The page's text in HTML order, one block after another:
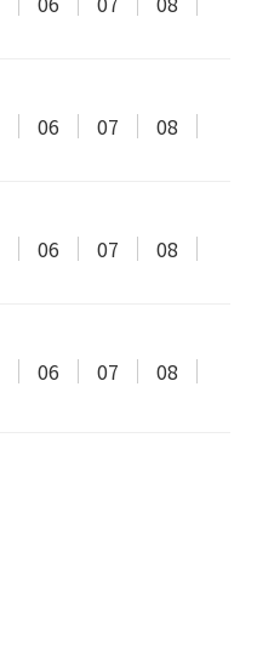
06 07
08
06 07
08
06 07
08